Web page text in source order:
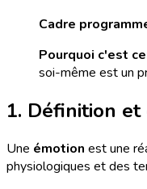
Cadre
Pourquoi c'est
soi-même est un
1. Définition et
Une émotion est une
physiologiques et des